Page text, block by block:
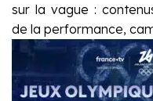
sur la vague :
de la performance,